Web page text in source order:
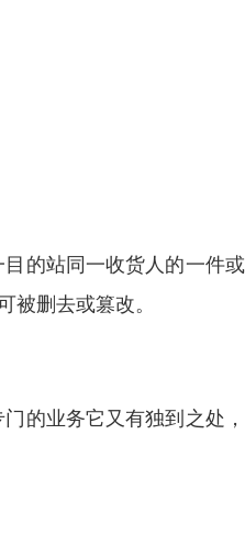
的站同一收货人的一件
删去或篡改。
的业务它又有独到之处